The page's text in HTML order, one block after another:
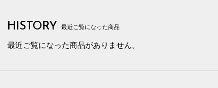
HISTORY 最近ご覧になった商品
最近ご覧になった商品がありません。